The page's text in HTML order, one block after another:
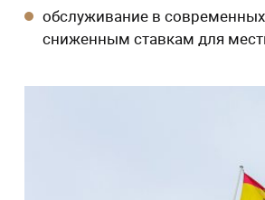
обслуживание в
сниженным ставкам для